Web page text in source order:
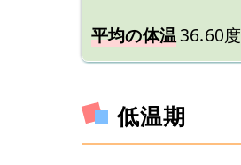
平均の体温36.60度
低温期